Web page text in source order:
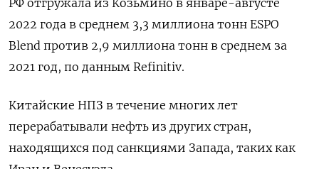
2022 года в среднем 3,3 миллиона тонн ESPO
Blend против 2,9 миллиона тонн в среднем за
2021 год, по данным Refinitiv.
Китайские НПЗ в течение многих лет
перерабатывали нефть из других стран,
находящихся под санкциями Запада, таких как